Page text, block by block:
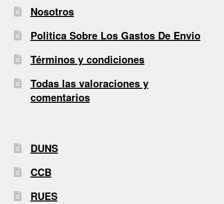
Nosotros
Politica Sobre Los Gastos De Envio
Términos y condiciones
Todas las valoraciones y
comentarios
DUNS
CCB
RUES